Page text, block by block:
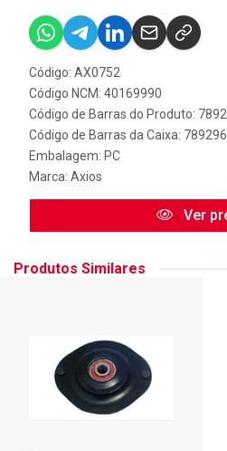
Código: AX0752
Código NCM: 40169990
Código de Barras do Produto:
Código de Barras da Caixa:
Embalagem: PC
Marca: Axios
Ver
Produtos Similares